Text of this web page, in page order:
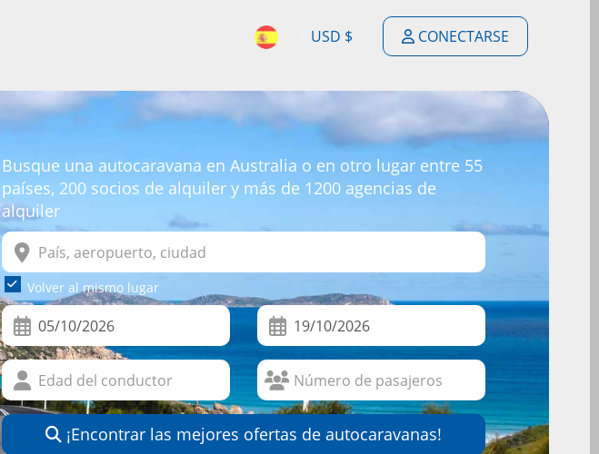
ENGLISH
ESPAÑOL
DEUTSCH
ITALIANO
USD $
$
€
CONECTARSE
Busque una autocaravana en Australia o en otro lugar entre 55
países, 200 socios de alquiler y más de 1200 agencias de
alquiler
Volver al mismo lugar
¡Encontrar las mejores ofertas de autocaravanas!